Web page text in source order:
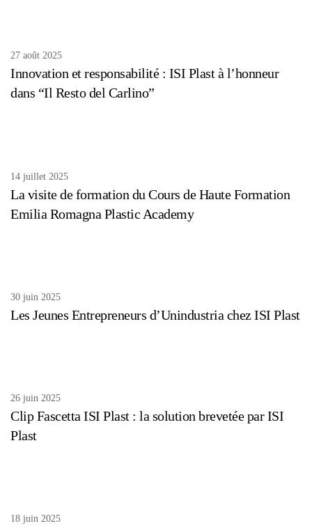
27 août 2025
Innovation et responsabilité : ISI Plast à l’honneur
dans “Il Resto del Carlino”
14 juillet 2025
La visite de formation du Cours de Haute Formation
Emilia Romagna Plastic Academy
30 juin 2025
Les Jeunes Entrepreneurs d’Unindustria chez ISI Plast
26 juin 2025
Clip Fascetta ISI Plast : la solution brevetée par ISI
Plast
18 juin 2025